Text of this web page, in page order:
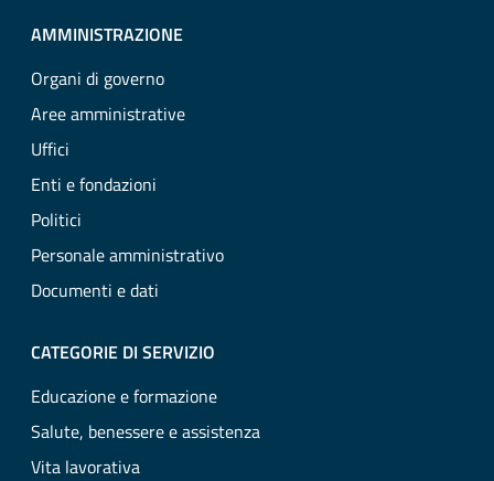
AMMINISTRAZIONE
Organi di governo
Aree amministrative
Uffici
Enti e fondazioni
Politici
Personale amministrativo
Documenti e dati
CATEGORIE DI SERVIZIO
Educazione e formazione
Salute, benessere e assistenza
Vita lavorativa